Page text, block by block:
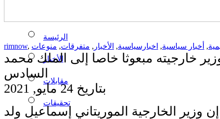
الرئيسة
الأخبار
مقابلات
تحقيقات
rimnow, , أخبار سياسية, اخبارسياسية, الأخبار , متفرقات, منوعات
خارجيته مبعوثا خاصا إلى الملك محمد
السادس
بتاريخ 24 مايو, 2021
وزير الخارجية الموريتاني إسماعيل ولد